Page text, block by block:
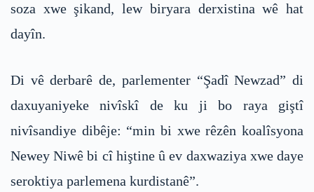
soza xwe şikand, lew biryara derxistina wê hat
dayîn.
Di vê derbarê de, parlementer “Şadî Newzad” di
daxuyaniyeke nivîskî de ku ji bo raya giştî
nivîsandiye dibêje: “min bi xwe rêzên koalîsyona
Newey Niwê bi cî hiştine û ev daxwaziya xwe daye
seroktiya parlemena kurdistanê”.